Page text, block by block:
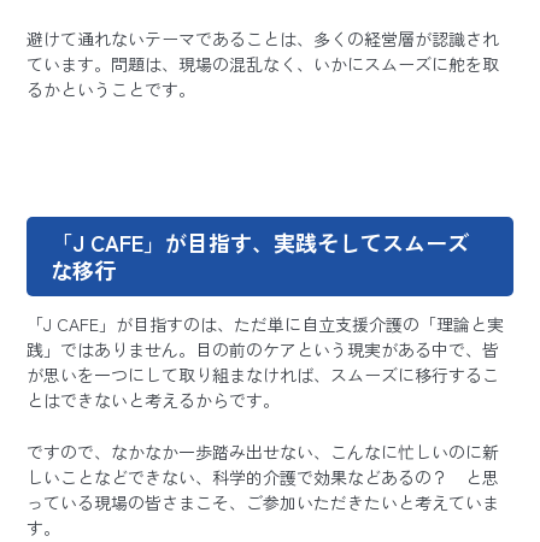
避けて通れないテーマであることは、多くの経営層が認識され
ています。問題は、現場の混乱なく、いかにスムーズに舵を取
るかということです。
「J CAFE」が目指す、実践そしてスムーズ
な移行
「J CAFE」が目指すのは、ただ単に自立支援介護の「理論と実
践」ではありません。目の前のケアという現実がある中で、皆
が思いを一つにして取り組まなければ、スムーズに移行するこ
とはできないと考えるからです。
ですので、なかなか一歩踏み出せない、こんなに忙しいのに新
しいことなどできない、科学的介護で効果などあるの？ と思
っている現場の皆さまこそ、ご参加いただきたいと考えていま
す。